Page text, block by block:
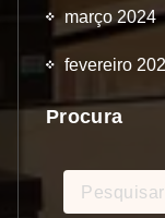
março 2024
fevereiro
Procura